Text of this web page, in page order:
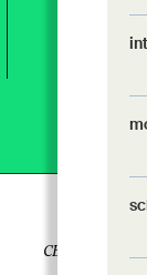
CENTRUM